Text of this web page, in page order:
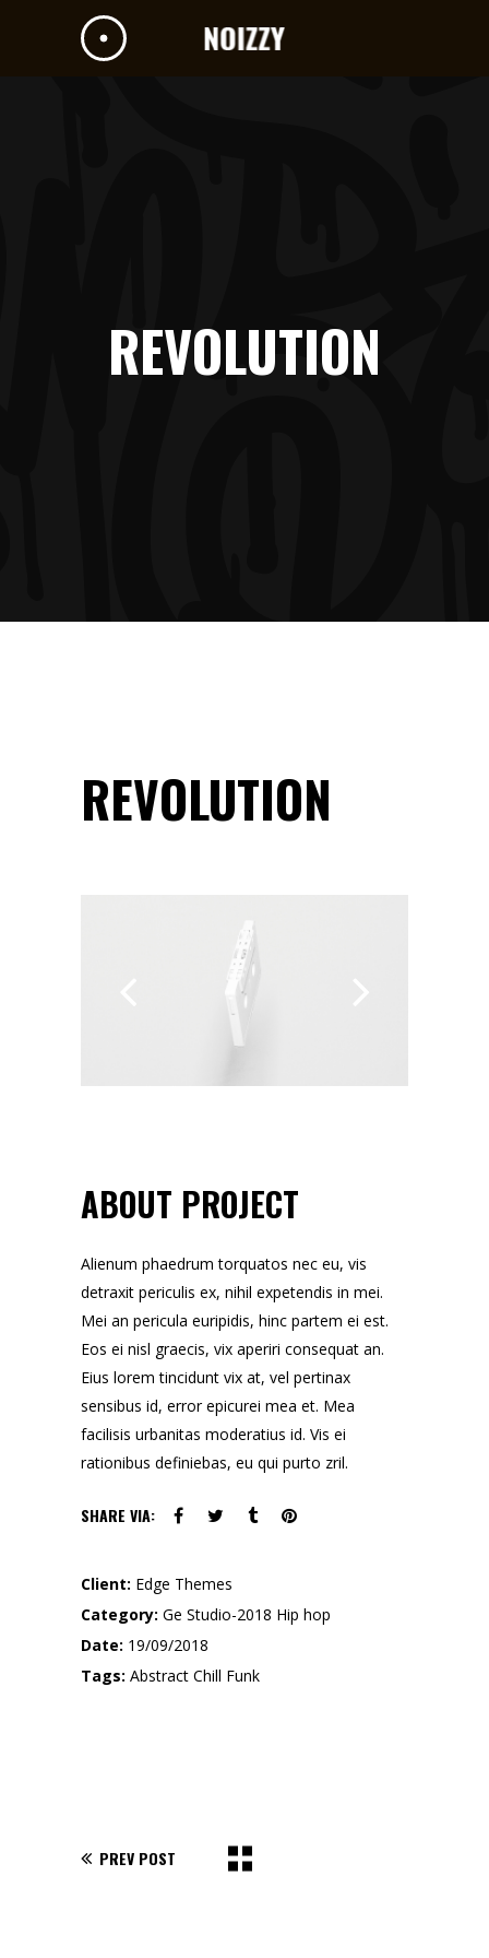
REVOLUTION
REVOLUTION
ABOUT PROJECT
Alienum phaedrum torquatos nec eu, vis
detraxit periculis ex, nihil expetendis in mei.
Mei an pericula euripidis, hinc partem ei est.
Eos ei nisl graecis, vix aperiri consequat an.
Eius lorem tincidunt vix at, vel pertinax
sensibus id, error epicurei mea et. Mea
facilisis urbanitas moderatius id. Vis ei
rationibus definiebas, eu qui purto zril.
SHARE VIA:
Client: Edge Themes
Category: Ge Studio-2018 Hip hop
Date: 19/09/2018
Tags: Abstract Chill Funk
PREV POST